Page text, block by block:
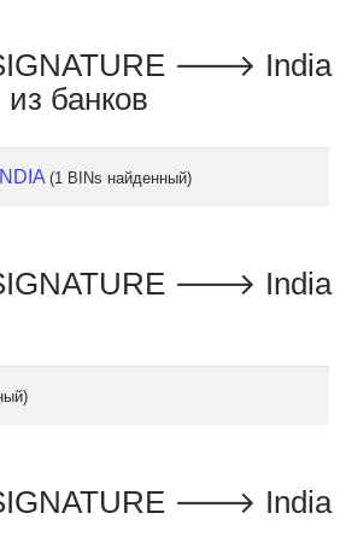
SIGNATURE 🡒 India
банков
(1 BINs найденный)
SIGNATURE 🡒 India
SIGNATURE 🡒 India